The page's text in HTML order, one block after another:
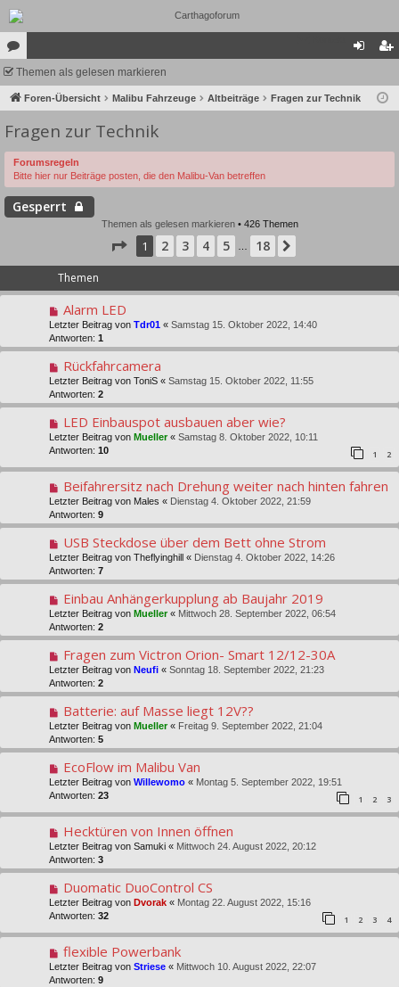
or
en m
de
ist
re
Themen als gelesen markieren
Foren-Übersicht Malibu Fahrzeuge Altbeiträge Fragen zur Technik
Fragen zur Technik
Forumsregeln
Bitte hier nur Beiträge posten, die den Malibu-Van betreffen
Gesperrt
Themen als gelesen markieren• 426 Themen
Seite 1 von 18
1 2 3 4 5 18
Themen
Alarm LED
Letzter Beitrag von Tdr01 « Samstag 15. Oktober 2022, 14:40
Antworten: 1
Rückfahrcamera
Letzter Beitrag von ToniS « Samstag 15. Oktober 2022, 11:55
Antworten: 2
LED Einbauspot ausbauen aber wie?
Letzter Beitrag von Mueller« Samstag 8. Oktober 2022, 10:11
Antworten: 10 1 2
Beifahrersitz nach Drehung weiter nach hinten fahren
Letzter Beitrag von Males « Dienstag 4. Oktober 2022, 21:59
Antworten: 9
USB Steckdose über dem Bett ohne Strom
Letzter Beitrag von Theflyinghill « Dienstag 4. Oktober 2022, 14:26
Antworten: 7
Einbau Anhängerkupplung ab Baujahr 2019
Letzter Beitrag von Mueller« Mittwoch 28. September 2022, 06:54
Antworten: 2
Fragen zum Victron Orion- Smart 12/12-30A
Letzter Beitrag von Neufi « Sonntag 18. September 2022, 21:23
Antworten: 2
Batterie: auf Masse liegt 12V??
Letzter Beitrag von Mueller« Freitag 9. September 2022, 21:04
Antworten: 5
EcoFlow im Malibu Van
Letzter Beitrag von Willewomo « Montag 5. September 2022, 19:51
Antworten: 23 1 2 3
Hecktüren von Innen öffnen
Letzter Beitrag von Samuki « Mittwoch 24. August 2022, 20:12
Antworten: 3
Duomatic DuoControl CS
Letzter Beitrag von Dvorak « Montag 22. August 2022, 15:16
Antworten: 32 1 2 3 4
flexible Powerbank
Letzter Beitrag von Striese « Mittwoch 10. August 2022, 22:07
Antworten: 9